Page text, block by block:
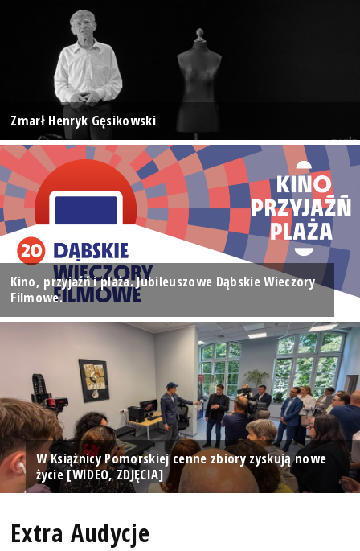
Zmarł Henryk Gęsikowski
Kino, przyjaźń i plaża. Jubileuszowe Dąbskie Wieczory
Filmowe.
W Książnicy Pomorskiej cenne zbiory zyskują nowe
życie [WIDEO, ZDJĘCIA]
Extra Audycje